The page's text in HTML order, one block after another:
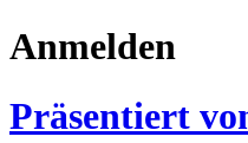
Anmelden
Präsentiert